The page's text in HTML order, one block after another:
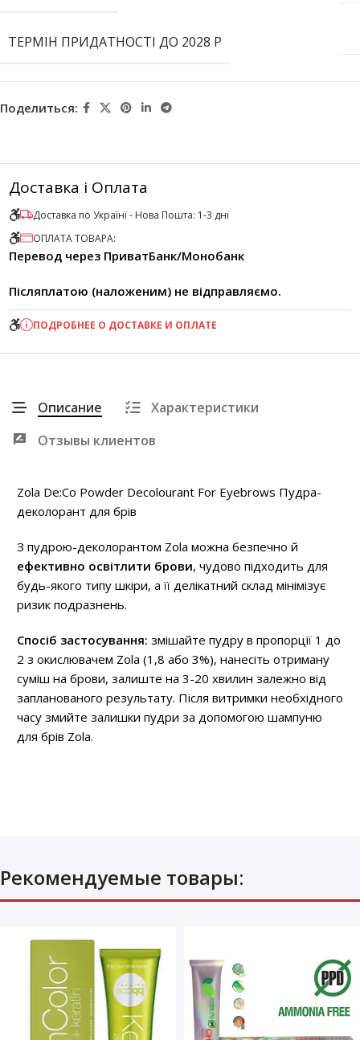
ТЕРМІН ПРИДАТНОСТІ ДО 2028 Р
Поделиться:
Доставка і Оплата
Доставка по Українї - Нова Пошта: 1-3 дні
ОПЛАТА ТОВАРА:
Перевод через ПриватБанк/Монобанк
Післяплатою (наложеним) не відправляємо.
ПОДРОБНЕЕ О ДОСТАВКЕ И ОПЛАТЕ
Описание
Характеристики
Отзывы клиентов
Zola De:Co Powder Decolourant For Eyebrows Пудра-
деколорант для брів
З пудрою-деколорантом Zola можна безпечно й
ефективно освітлити брови, чудово підходить для
будь-якого типу шкіри, а її делікатний склад мінімізує
ризик подразнень.
Спосіб застосування: змішайте пудру в пропорції 1 до
2 з окислювачем Zola (1,8 або 3%), нанесіть отриману
суміш на брови, залиште на 3-20 хвилин залежно від
запланованого результату. Після витримки необхідного
часу змийте залишки пудри за допомогою шампуню
для брів Zola.
Рекомендуемые товары: